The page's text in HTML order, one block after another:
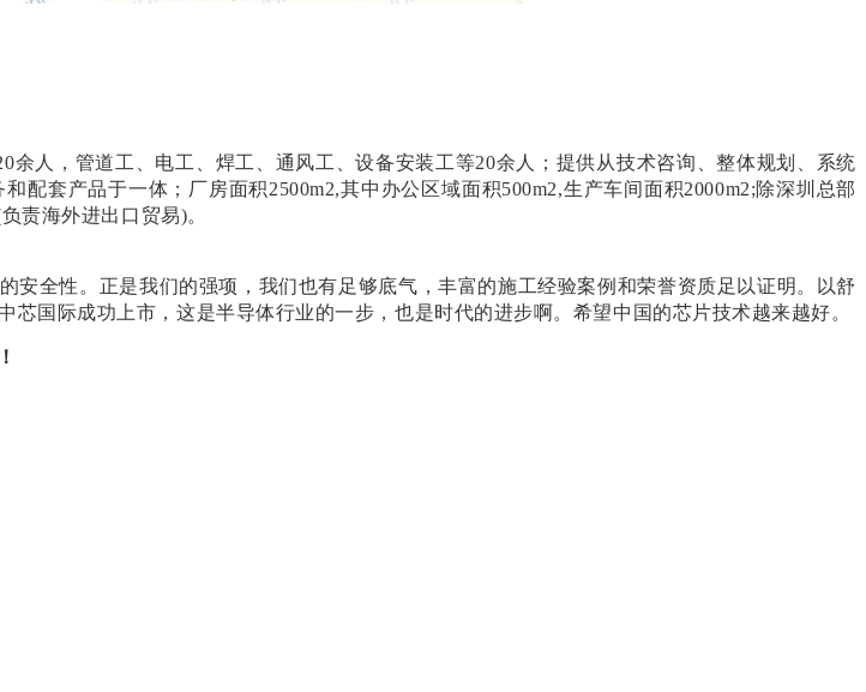
人，管道工、电工、焊工、通风工、设备安装工等20余人；提供从技术咨询、整体规划、系统
套产品于一体；厂房面积2500m2,其中办公区域面积500m2,生产车间面积2000m2;除深圳总部
责海外进出口贸易)。
安全性。正是我们的强项，我们也有足够底气，丰富的施工经验案例和荣誉资质足以证明。以舒
国际成功上市，这是半导体行业的一步，也是时代的进步啊。希望中国的芯片技术越来越好。